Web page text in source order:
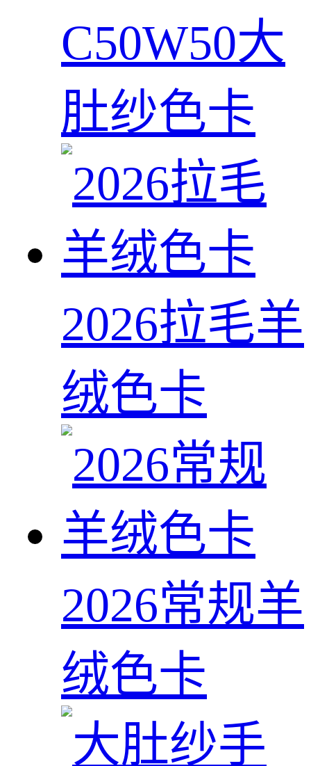
C50W50大
肚纱色卡
2026拉毛羊
绒色卡
2026常规羊
绒色卡